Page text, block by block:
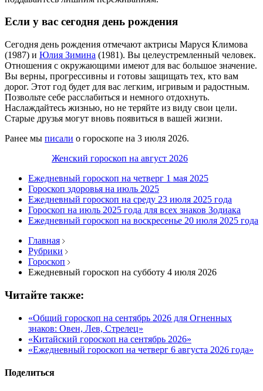
Если у вас сегодня день рождения
Сегодня день рождения отмечают актрисы Маруся Климова
(1987) и Юлия Зимина (1981). Вы целеустремленный человек.
Отношения с окружающими имеют для вас большое значение.
Вы верны, прогрессивны и готовы защищать тех, кто вам
дорог. Этот год будет для вас легким, игривым и радостным.
Позвольте себе расслабиться и немного отдохнуть.
Наслаждайтесь жизнью, но не теряйте из виду свои цели.
Старые друзья могут вновь появиться в вашей жизни.
Ранее мы писали о гороскопе на 3 июля 2026.
Женский гороскоп на август 2026
Ежедневный гороскоп на четверг 1 мая 2025
Гороскоп здоровья на июль 2025
Ежедневный гороскоп на среду 23 июля 2025 года
Гороскоп на июль 2025 года для всех знаков Зодиака
Ежедневный гороскоп на воскресенье 20 июля 2025 года
Главная
Рубрики
Гороскоп
Ежедневный гороскоп на субботу 4 июля 2026
Читайте также:
«Общий гороскоп на сентябрь 2026 для Огненных
знаков: Овен, Лев, Стрелец»
«Китайский гороскоп на сентябрь 2026»
«Ежедневный гороскоп на четверг 6 августа 2026 года»
Поделиться